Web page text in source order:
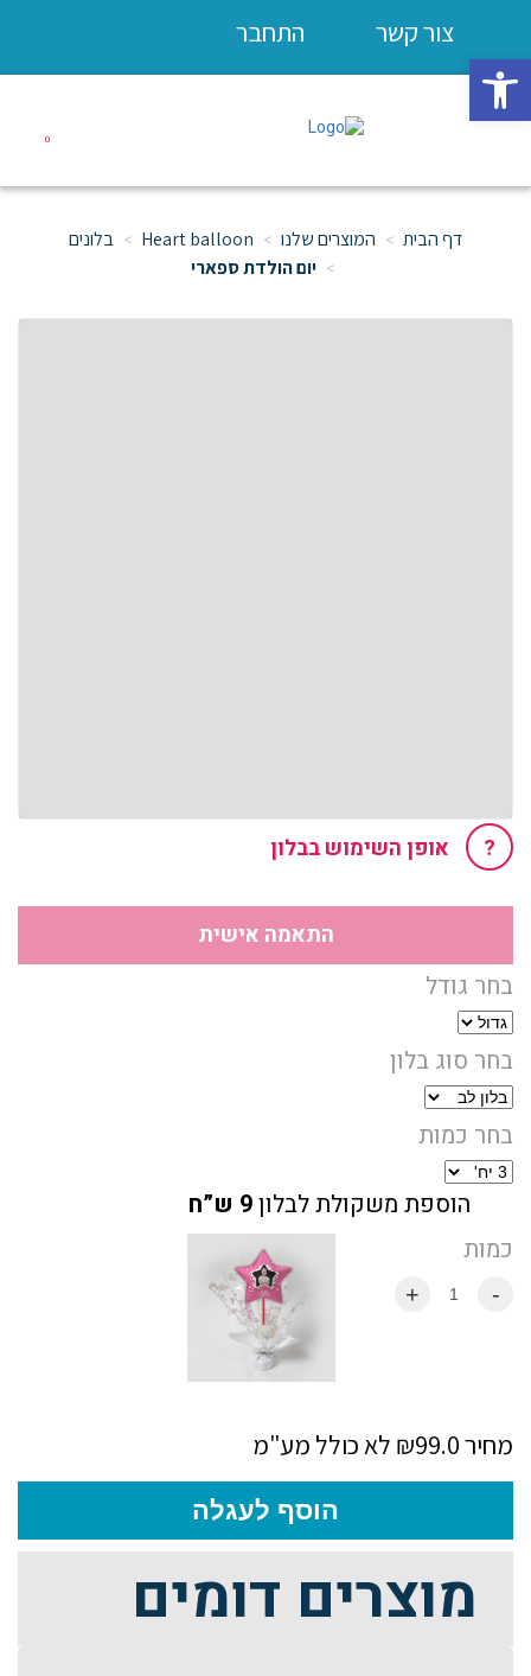
צור קשר התחבר
0
דף הבית המוצרים שלנו Heart balloon
בלונים
יום הולדת ספארי
? אופן השימוש בבלון
התאמה אישית
בחר גודל
בחר סוג בלון
הוספת משקולת לבלון9 ש”ח
כמות
-
+
בחר כמות
הוסף לעגלה
מחיר ₪99.0 לא כולל מע"מ
זמן יצור עד 2 ימי עסקים
מוצרים דומים
פתח סרגל נגישות